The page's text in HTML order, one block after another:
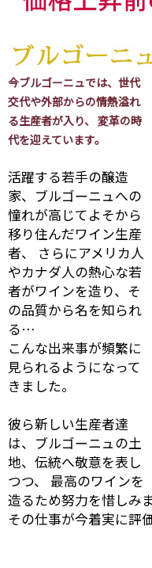
今ブルゴーニュでは、世代
交代や外部からの情熱溢れ
る生産者が入り、 変革の時
代を迎えています。
活躍する若手の醸造
家、ブルゴーニュへの
憧れが高じてよそから
移り住んだワイン生産
者、 さらにアメリカ人
やカナダ人の熱心な若
者がワインを造り、そ
の品質から名を知られ
る…
こんな出来事が頻繁に
見られるようになって
きました。
彼ら新しい生産者達
は、ブルゴーニュの土
地、伝統へ敬意を表し
つつ、 最高のワインを
造るため努力を惜しみま
その仕事が今着実に評